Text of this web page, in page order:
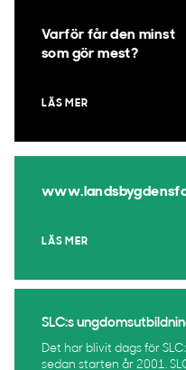
Varför får den minst
som gör mest?
LÄS MER
LÄS MER
SLC:s
Det har blivit dags för
sedan starten år 2001.